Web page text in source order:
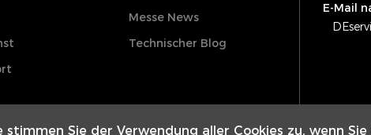
Sie der Verwendung aller Cookies zu, wenn Sie
Messe News
Technischer Blog
E-Mail